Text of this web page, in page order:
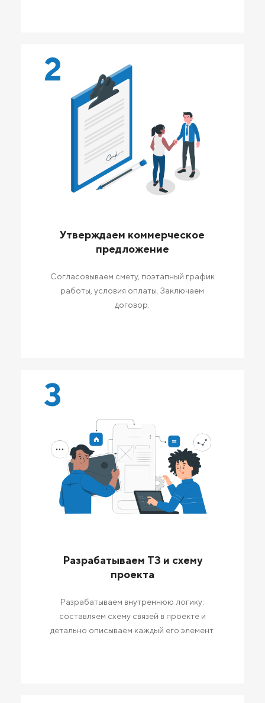
2
Утверждаем коммерческое
предложение
Согласовываем смету, поэтапный график
работы, условия оплаты. Заключаем
договор.
3
Разрабатываем ТЗ и схему
проекта
Разрабатываем внутреннюю логику:
составляем схему связей в проекте и
детально описываем каждый его элемент.